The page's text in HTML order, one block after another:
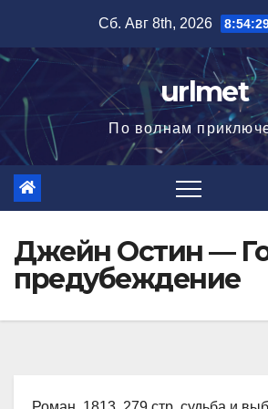
содержимому
Сб. Авг 8th, 2026
urlmet
По волнам
Джейн Остин —
предубеждение